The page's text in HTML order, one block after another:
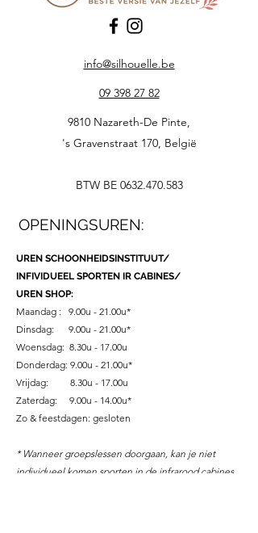
info@silhouelle.be
09 398 27 82
9810 Nazareth-De Pinte,
's Gravenstraat 170, België
BTW BE 0632.470.583
OPENINGSUREN:
UREN SCHOONHEIDSINSTITUUT/
INFIVIDUEEL SPORTEN IR CABINES/
UREN SHOP:
Maandag : 9.00u - 21.00u*
Dinsdag: 9.00u - 21.00u*
Woensdag: 8.30u - 17.00u
Donderdag: 9.00u - 21.00u*
Vrijdag: 8.30u - 17.00u
Zaterdag: 9.00u - 14.00u*
Zo & feestdagen: gesloten
* Wanneer groepslessen doorgaan, kan je niet
individueel komen sporten in de infrarood cabines.